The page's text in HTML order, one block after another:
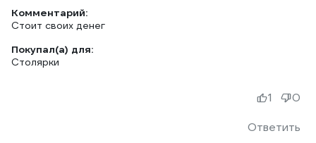
Комментарий:
Стоит своих денег
Покупал(а) для:
Столярки
Ответить
1 0